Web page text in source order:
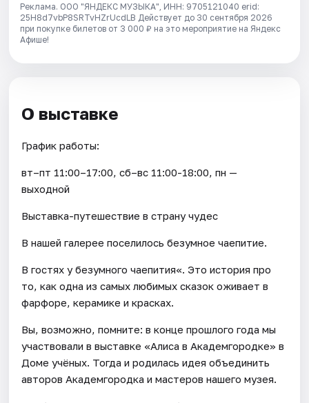
Реклама. ООО "ЯНДЕКС МУЗЫКА", ИНН: 9705121040 erid:
25H8d7vbP8SRTvHZrUcdLB Действует до 30 сентября 2026
при покупке билетов от 3 000 ₽ на это мероприятие на Яндекс
Афише!
О выставке
График работы:
вт–пт 11:00–17:00, сб–вс 11:00-18:00, пн —
выходной
Выставка-путешествие в страну чудес
В нашей галерее поселилось безумное чаепитие.
В гостях у безумного чаепития«. Это история про
то, как одна из самых любимых сказок оживает в
фарфоре, керамике и красках.
Вы, возможно, помните: в конце прошлого года мы
участвовали в выставке «Алиса в Академгородке» в
Доме учёных. Тогда и родилась идея объединить
авторов Академгородка и мастеров нашего музея.